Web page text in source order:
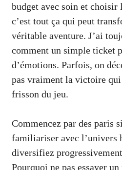
budget avec soin et choisir
c’est tout ça qui peut
véritable aventure. J’ai
comment un simple ticket
d’émotions. Parfois, on
pas vraiment la victoire
frisson du jeu.
Commencez par des paris
familiariser avec l’univers
diversifiez
Pourquoi ne pas essayer